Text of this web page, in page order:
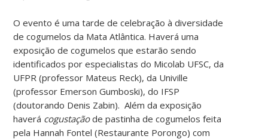
O evento é uma tarde de celebração à diversidade
de cogumelos da Mata Atlântica. Haverá uma
exposição de cogumelos que estarão sendo
identificados por especialistas do Micolab UFSC, da
UFPR (professor Mateus Reck), da Univille
(professor Emerson Gumboski), do IFSP
(doutorando Denis Zabin). Além da exposição
haverá cogustaçãode pastinha de cogumelos feita
pela Hannah Fontel (Restaurante Porongo) com